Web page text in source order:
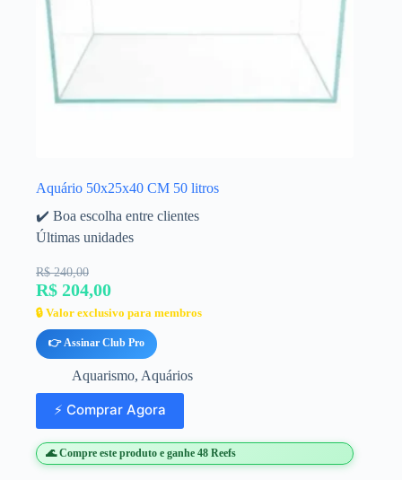
Aquário 50x25x40 CM 50 litros
✔️ Boa escolha entre clientes
Últimas unidades
R$ 240,00
R$ 204,00
🔒 Valor exclusivo para membros
👉 Assinar Club Pro
Aquarismo, Aquários
⚡ Comprar Agora
🌊 Compre este produto e ganhe 48 Reefs